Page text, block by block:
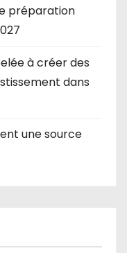
préparation
à créer des
dans
une source